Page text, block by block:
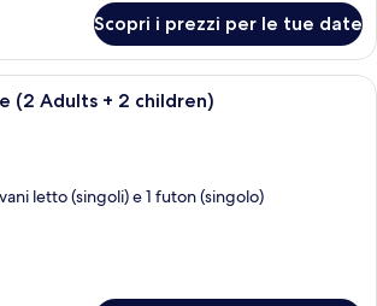
Scopri i prezzi per le tue date
Una camera d'albergo con due letti,
(2 Adults + 2 children)
letto (singoli) e 1 futon (singolo)